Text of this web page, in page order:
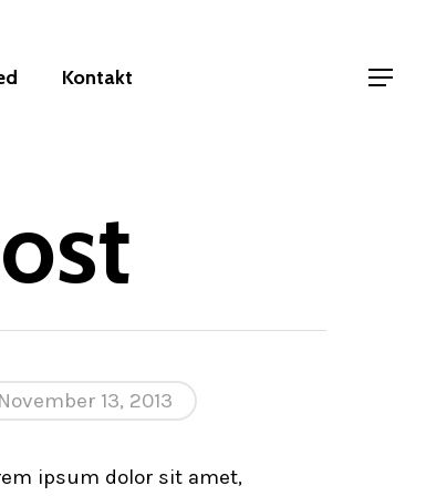
Kontakt Menu
November 13, 2013
ipsum dolor sit amet,